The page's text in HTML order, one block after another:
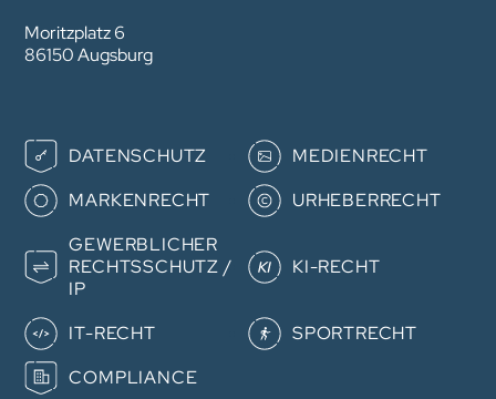
Moritzplatz 6
86150 Augsburg
Navigation
überspringen
DATENSCHUTZ
MEDIENRECHT
MARKENRECHT
URHEBERRECHT
GEWERB­­LICHER
RECHTS­­SCHUTZ /
IP
KI-RECHT
IT-RECHT
SPORTRECHT
COMPLIANCE